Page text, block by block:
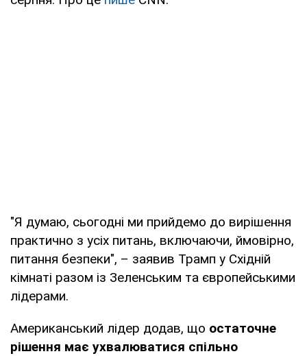
"Я думаю, сьогодні ми прийдемо до вирішення
практично з усіх питань, включаючи, ймовірно,
питання безпеки", – заявив Трамп у Східній
кімнаті разом із Зеленським та європейськими
лідерами.
Американський лідер додав, що остаточне
рішення має ухвалюватися спільно